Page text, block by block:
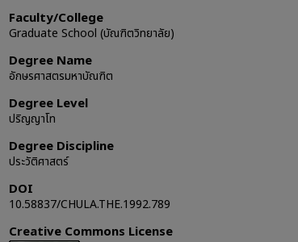
Faculty/College
Graduate School (บัณฑิตวิทยาลัย)
Degree Name
อักษรศาสตรมหาบัณฑิต
Degree Level
ปริญญาโท
Degree Discipline
ประวัติศาสตร์
DOI
10.58837/CHULA.THE.1992.789
Creative Commons License